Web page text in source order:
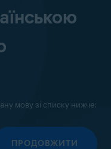
мову зі списку нижче:
ПРОДОВЖИТИ